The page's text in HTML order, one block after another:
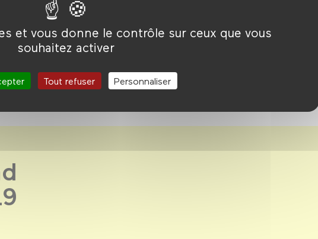
et vous donne le contrôle sur ceux que vous
souhaitez activer
Tout refuser Personnaliser
Numérique 2K
au théâtre. Il est acteur aussi pour le cinéma. Dans sa jeunesse, il a
grattage des multiples propositions de la Française des jeux. »